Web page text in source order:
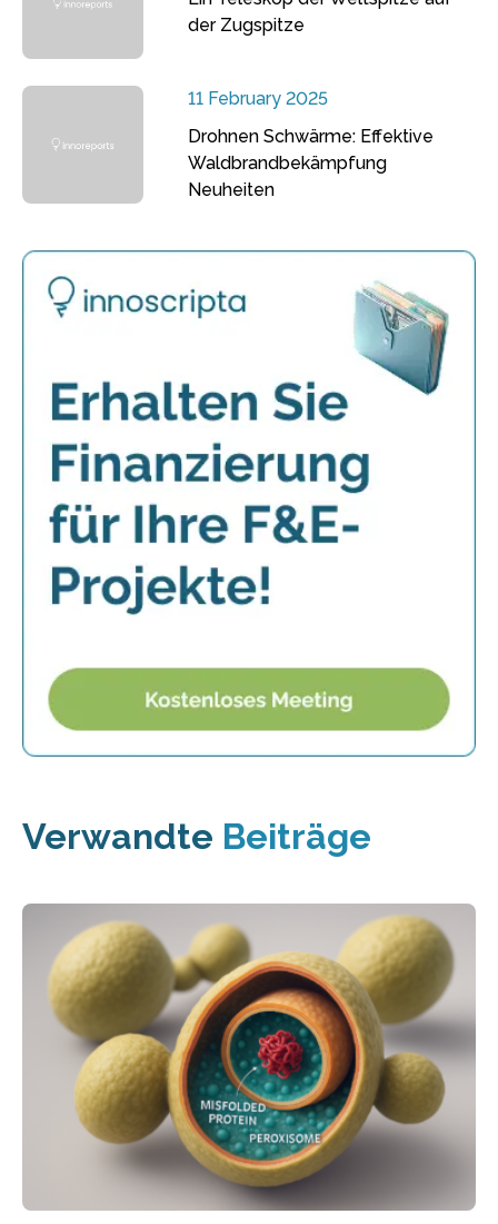
der Zugspitze
11 February 2025
Drohnen Schwärme: Effektive
Waldbrandbekämpfung
Neuheiten
Verwandte Beiträge